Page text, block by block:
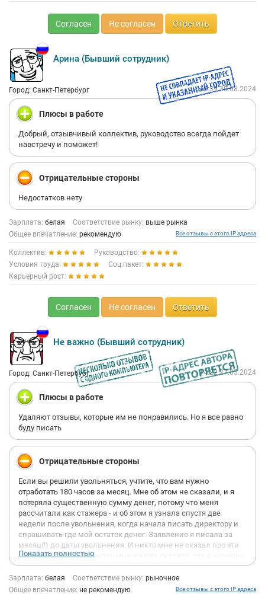
Согласен Не согласен Ответить
Арина (Бывший сотрудник)
Город: Санкт-Петербург 16:39 30.08.2024
Плюсы в работе
Добрый, отзывчивый коллектив, руководство всегда пойдет
навстречу и поможет!
Отрицательные стороны
Недостатков нету
Зарплата: белая Соответствие рынку: выше рынка
Общее впечатление: рекомендую Все отзывы с этого IP адреса
Коллектив:
Руководство:
Условия труда:
Соц.пакет:
Карьерный рост:
Согласен Не согласен Ответить
Не важно (Бывший сотрудник)
Город: Санкт-Петербург 14:22 27.05.2024
Плюсы в работе
Удаляют отзывы, которые им не понравились. Но я все равно
буду писать
Отрицательные стороны
Если вы решили увольняться, учтите, что вам нужно
отработать 180 часов за месяц. Мне об этом не сказали, и я
потеряла существенную сумму денег, потому что меня
рассчитали как стажера - и об этом я узнала спустя две
недели после увольнения, когда начала писать директору и
спрашивать где мой остаток денег. Заявление я писала за
месяц(!) до даты увольнения. И никто мне не сказал про эти
гребанные 180ч. Директор мне в итоге сказала, что я, конечно,
сама во всем виновата. У половины менеджеров к вам будет
предвзятое отношение, и вы будете терпеть нападки с их
сторон. На сообщение о том, что ты садишься на больничных,
Показать полностью
Зарплата: белая Соответствие рынку: рыночное
Общее впечатление: не рекомендую
Все отзывы с этого IP адреса